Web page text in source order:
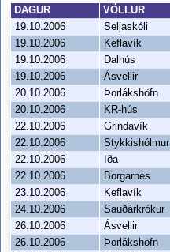
DAGUR VÖLLUR
19.10.2006
Seljaskóli
19.10.2006
Keflavík
19.10.2006
Dalhús
19.10.2006
Ásvellir
20.10.2006
Þorlákshöfn
20.10.2006
KR-hús
22.10.2006
Grindavík
22.10.2006
Stykkishólmur
22.10.2006
Iða
22.10.2006
Borgarnes
23.10.2006
Keflavík
24.10.2006
Sauðárkrókur
26.10.2006
Ásvellir
26.10.2006
Þorlákshöfn